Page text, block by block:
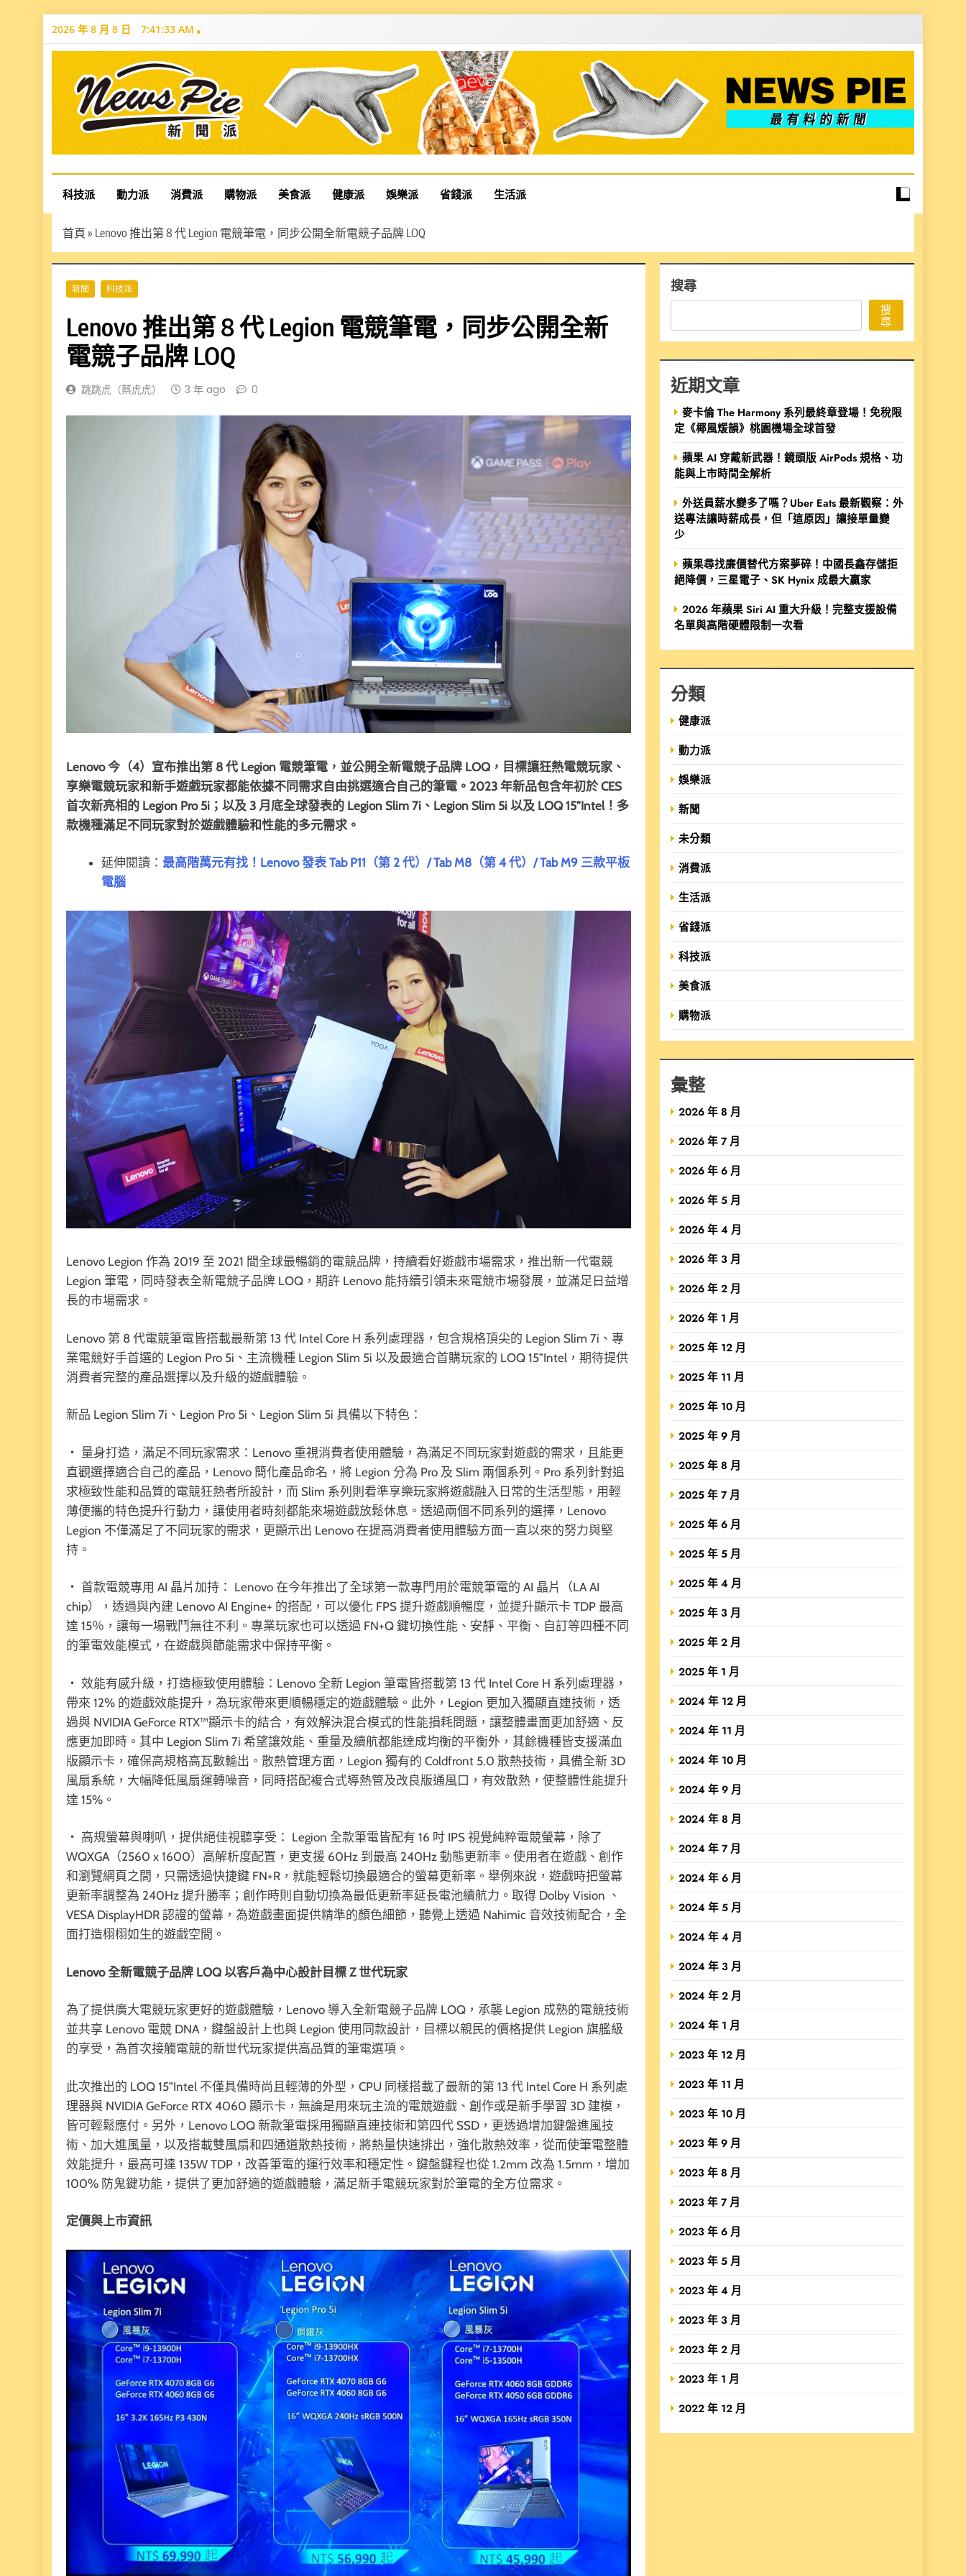
Skip
2026 年 8 月 8 日 7:41:34 AM
News Pie
最有料的新聞
科技派 動力派 消費派 購物派 美食派 健康派 娛樂派 省錢派 生活派
首頁 » Lenovo 推出第 8 代 Legion 電競筆電，同步公開全新電競子品牌 LOQ
新聞 科技派
Lenovo 推出第 8 代 Legion 電競筆電，同步公開全新
電競子品牌 LOQ
跳跳虎（蔡虎虎） 3 年 ago 0
Lenovo 今（4）宣布推出第 8 代 Legion 電競筆電，並公開全新電競子品牌 LOQ，目標讓狂熱電競玩家、
享樂電競玩家和新手遊戲玩家都能依據不同需求自由挑選適合自己的筆電。2023 年新品包含年初於 CES
首次新亮相的 Legion Pro 5i；以及 3 月底全球發表的 Legion Slim 7i、Legion Slim 5i 以及 LOQ 15”Intel！多
款機種滿足不同玩家對於遊戲體驗和性能的多元需求。
延伸閱讀： 最高階萬元有找！Lenovo 發表 Tab P11（第 2 代）/ Tab M8（第 4 代）/ Tab M9 三款平板
電腦
Lenovo Legion 作為 2019 至 2021 間全球最暢銷的電競品牌，持續看好遊戲市場需求，推出新一代電競
Legion 筆電，同時發表全新電競子品牌 LOQ，期許 Lenovo 能持續引領未來電競市場發展，並滿足日益增
長的市場需求。
Lenovo 第 8 代電競筆電皆搭載最新第 13 代 Intel Core H 系列處理器，包含規格頂尖的 Legion Slim 7i、專
業電競好手首選的 Legion Pro 5i、主流機種 Legion Slim 5i 以及最適合首購玩家的 LOQ 15”Intel，期待提供
消費者完整的產品選擇以及升級的遊戲體驗。
新品 Legion Slim 7i、Legion Pro 5i、Legion Slim 5i 具備以下特色：
・ 量身打造，滿足不同玩家需求：Lenovo 重視消費者使用體驗，為滿足不同玩家對遊戲的需求，且能更
直觀選擇適合自己的產品，Lenovo 簡化產品命名，將 Legion 分為 Pro 及 Slim 兩個系列。Pro 系列針對追
求極致性能和品質的電競狂熱者所設計，而 Slim 系列則看準享樂玩家將遊戲融入日常的生活型態，用輕
薄便攜的特色提升行動力，讓使用者時刻都能來場遊戲放鬆休息。透過兩個不同系列的選擇，Lenovo
Legion 不僅滿足了不同玩家的需求，更顯示出 Lenovo 在提高消費者使用體驗方面一直以來的努力與堅
持。
・ 首款電競專用 AI 晶片加持： Lenovo 在今年推出了全球第一款專門用於電競筆電的 AI 晶片（LA AI
chip），透過與內建 Lenovo AI Engine+ 的搭配，可以優化 FPS 提升遊戲順暢度，並提升顯示卡 TDP 最高
達 15％，讓每一場戰鬥無往不利。專業玩家也可以透過 FN+Q 鍵切換性能、安靜、平衡、自訂等四種不同
的筆電效能模式，在遊戲與節能需求中保持平衡。
・ 效能有感升級，打造極致使用體驗：Lenovo 全新 Legion 筆電皆搭載第 13 代 Intel Core H 系列處理器，
帶來 12% 的遊戲效能提升，為玩家帶來更順暢穩定的遊戲體驗。此外，Legion 更加入獨顯直連技術，透
過與 NVIDIA GeForce RTX™顯示卡的結合，有效解決混合模式的性能損耗問題，讓整體畫面更加舒適、反
應更加即時。其中 Legion Slim 7i 希望讓效能、重量及續航都能達成均衡的平衡外，其餘機種皆支援滿血
版顯示卡，確保高規格高瓦數輸出。散熱管理方面，Legion 獨有的 Coldfront 5.0 散熱技術，具備全新 3D
風扇系統，大幅降低風扇運轉噪音，同時搭配複合式導熱管及改良版通風口，有效散熱，使整體性能提升
達 15%。
・ 高規螢幕與喇叭，提供絕佳視聽享受： Legion 全款筆電皆配有 16 吋 IPS 視覺純粹電競螢幕，除了
WQXGA（2560 x 1600）高解析度配置，更支援 60Hz 到最高 240Hz 動態更新率。使用者在遊戲、創作
和瀏覽網頁之間，只需透過快捷鍵 FN+R，就能輕鬆切換最適合的螢幕更新率。舉例來說，遊戲時把螢幕
更新率調整為 240Hz 提升勝率；創作時則自動切換為最低更新率延長電池續航力。取得 Dolby Vision 、
VESA DisplayHDR 認證的螢幕，為遊戲畫面提供精準的顏色細節，聽覺上透過 Nahimic 音效技術配合，全
面打造栩栩如生的遊戲空間。
Lenovo全新電競子品牌 LOQ 以客戶為中心設計目標 Z世代玩家
為了提供廣大電競玩家更好的遊戲體驗，Lenovo 導入全新電競子品牌 LOQ，承襲 Legion 成熟的電競技術
並共享 Lenovo 電競 DNA，鍵盤設計上也與 Legion 使用同款設計，目標以親民的價格提供 Legion 旗艦級
的享受，為首次接觸電競的新世代玩家提供高品質的筆電選項。
此次推出的 LOQ 15”Intel 不僅具備時尚且輕薄的外型，CPU 同樣搭載了最新的第 13 代 Intel Core H 系列處
理器與 NVIDIA GeForce RTX 4060 顯示卡，無論是用來玩主流的電競遊戲、創作或是新手學習 3D 建模，
皆可輕鬆應付。另外，Lenovo LOQ 新款筆電採用獨顯直連技術和第四代 SSD，更透過增加鍵盤進風技
術、加大進風量，以及搭載雙風扇和四通道散熱技術，將熱量快速排出，強化散熱效率，從而使筆電整體
效能提升，最高可達 135W TDP，改善筆電的運行效率和穩定性。鍵盤鍵程也從 1.2mm 改為 1.5mm，增加
100% 防鬼鍵功能，提供了更加舒適的遊戲體驗，滿足新手電競玩家對於筆電的全方位需求。
定價與上市資訊
搜尋
搜
尋
近期文章
麥卡倫 The Harmony 系列最終章登場！免稅限
定《椰風煖韻》桃園機場全球首發
蘋果 AI 穿戴新武器！鏡頭版 AirPods 規格、功
能與上市時間全解析
外送員薪水變多了嗎？Uber Eats 最新觀察：外
送專法讓時薪成長，但「這原因」讓接單量變
少
蘋果尋找廉價替代方案夢碎！中國長鑫存儲拒
絕降價，三星電子、SK Hynix 成最大贏家
2026 年蘋果 Siri AI 重大升級！完整支援設備
名單與高階硬體限制一次看
分類
健康派
動力派
娛樂派
新聞
未分類
消費派
生活派
省錢派
科技派
美食派
購物派
彙整
2026 年 8 月
2026 年 7 月
2026 年 6 月
2026 年 5 月
2026 年 4 月
2026 年 3 月
2026 年 2 月
2026 年 1 月
2025 年 12 月
2025 年 11 月
2025 年 10 月
2025 年 9 月
2025 年 8 月
2025 年 7 月
2025 年 6 月
2025 年 5 月
2025 年 4 月
2025 年 3 月
2025 年 2 月
2025 年 1 月
2024 年 12 月
2024 年 11 月
2024 年 10 月
2024 年 9 月
2024 年 8 月
2024 年 7 月
2024 年 6 月
2024 年 5 月
2024 年 4 月
2024 年 3 月
2024 年 2 月
2024 年 1 月
2023 年 12 月
2023 年 11 月
2023 年 10 月
2023 年 9 月
2023 年 8 月
2023 年 7 月
2023 年 6 月
2023 年 5 月
2023 年 4 月
2023 年 3 月
2023 年 2 月
2023 年 1 月
2022 年 12 月